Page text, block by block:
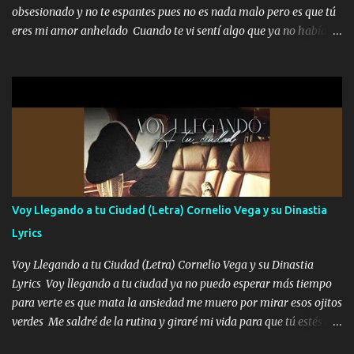
traigo una que otra morrita y en la Urus la he de montar varias
trocas que me cuidan puro soldado su'icida no les tiembla pa tirar
A veces allá en la Perla si no me ve en la Sierra me muevo de aquí
obsesionado y no te espantes pues no es nada malo pero es que tú
eres mi amor anhelado Cuando te vi sentí algo que ya no había
cariño de mi alma Que pa febrero vendré frente a ti con mis
preguntas y digas que sí hacernos novios y verte feliz y muy
contenta como yo por ti Música Pregúntame qué es lo que me
enamora pa describirte unas cuantas horas también pregunta que
quiero contigo que seas dichosa al estar conmigo Y ya borracho
contéstame la llamada pa dedicarte unas bonitas palabras así
borracho me animo a decirte todo y puedo describirlo mucho que
me encantes Decirte que me siento muy feliz y emocionado por
tenerte aquí espero que quiera...
Voy Llegando a tu Ciudad (Letra) Cornelio Vega y su Dinastia
Lyrics
Voy Llegando a tu Ciudad (Letra) Cornelio Vega y su Dinastia
Lyrics Voy llegando a tu ciudad ya no puedo esperar más tiempo
para verte es que mata la ansiedad me muero por mirar esos ojitos
verdes Me saldré de la rutina y giraré mi vida para que tú estés en